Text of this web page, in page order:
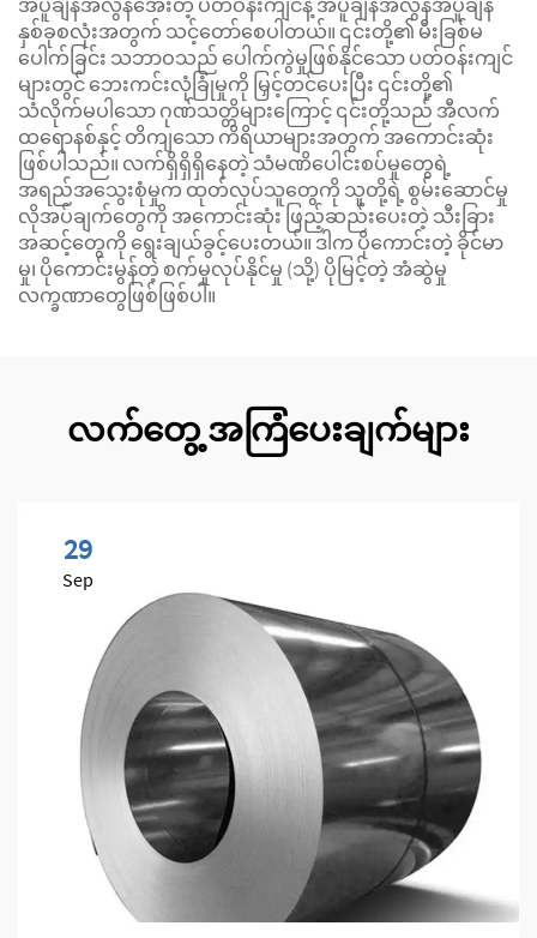
အပူချိန်အလွန်အေးတဲ့ ပတ်ဝန်းကျင်နဲ့ အပူချိန်အလွန်အပူချိန်
နှစ်ခုစလုံးအတွက် သင့်တော်စေပါတယ်။ ၎င်းတို့၏ မီးခြစ်မ
ပေါက်ခြင်း သဘာဝသည် ပေါက်ကွဲမှုဖြစ်နိုင်သော ပတ်ဝန်းကျင်
များတွင် ဘေးကင်းလုံခြုံမှုကို မြှင့်တင်ပေးပြီး ၎င်းတို့၏
သံလိုက်မပါသော ဂုဏ်သတ္တိများကြောင့် ၎င်းတို့သည် အီလက်
ထရောနစ်နှင့် တိကျသော ကိရိယာများအတွက် အကောင်းဆုံး
ဖြစ်ပါသည်။ လက်ရှိရှိရှိနေတဲ့ သံမဏိပေါင်းစပ်မှုတွေရဲ့
အရည်အသွေးစုံမှုက ထုတ်လုပ်သူတွေကို သူတို့ရဲ့ စွမ်းဆောင်မှု
လိုအပ်ချက်တွေကို အကောင်းဆုံး ဖြည့်ဆည်းပေးတဲ့ သီးခြား
အဆင့်တွေကို ရွေးချယ်ခွင့်ပေးတယ်။ ဒါက ပိုကောင်းတဲ့ ခိုင်မာ
မှု၊ ပိုကောင်းမွန်တဲ့ စက်မှုလုပ်နိုင်မှု (သို့) ပိုမြင့်တဲ့ အံဆွဲမှု
လက္ခဏာတွေဖြစ်ဖြစ်ပါ။
လက်တွေ့ အကြံပေးချက်များ
29
Sep